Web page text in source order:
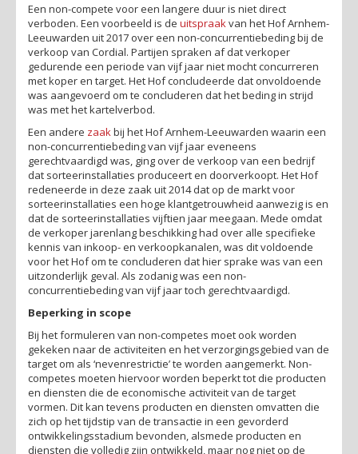
Een non-compete voor een langere duur is niet direct
verboden. Een voorbeeld is de uitspraak van het Hof Arnhem-
Leeuwarden uit 2017 over een non-concurrentiebeding bij de
verkoop van Cordial. Partijen spraken af dat verkoper
gedurende een periode van vijf jaar niet mocht concurreren
met koper en target. Het Hof concludeerde dat onvoldoende
was aangevoerd om te concluderen dat het beding in strijd
was met het kartelverbod.
Een andere zaak bij het Hof Arnhem-Leeuwarden waarin een
non-concurrentiebeding van vijf jaar eveneens
gerechtvaardigd was, ging over de verkoop van een bedrijf
dat sorteerinstallaties produceert en doorverkoopt. Het Hof
redeneerde in deze zaak uit 2014 dat op de markt voor
sorteerinstallaties een hoge klantgetrouwheid aanwezig is en
dat de sorteerinstallaties vijftien jaar meegaan. Mede omdat
de verkoper jarenlang beschikking had over alle specifieke
kennis van inkoop- en verkoopkanalen, was dit voldoende
voor het Hof om te concluderen dat hier sprake was van een
uitzonderlijk geval. Als zodanig was een non-
concurrentiebeding van vijf jaar toch gerechtvaardigd.
Beperking in scope
Bij het formuleren van non-competes moet ook worden
gekeken naar de activiteiten en het verzorgingsgebied van de
target om als ‘nevenrestrictie’ te worden aangemerkt. Non-
competes moeten hiervoor worden beperkt tot die producten
en diensten die de economische activiteit van de target
vormen. Dit kan tevens producten en diensten omvatten die
zich op het tijdstip van de transactie in een gevorderd
ontwikkelingsstadium bevonden, alsmede producten en
diensten die volledig zijn ontwikkeld, maar nog niet op de